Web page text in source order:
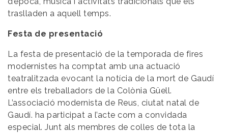
traslladen a aquell temps.
Festa de presentació
La festa de presentació de la temporada de fires
modernistes ha comptat amb una actuació
teatralitzada evocant la notícia de la mort de Gaudí
entre els treballadors de la Colònia Güell.
L’associació modernista de Reus, ciutat natal de
Gaudí. ha participat a l’acte com a convidada
especial. Junt als membres de colles de tota la